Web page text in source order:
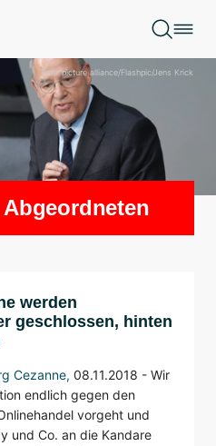
Foto: picture alliance/Flashpic/Jens Krick
werden
geschlossen, hinten
Cezanne, 08.11.2018 - Wir
endlich gegen den
vorgeht und
und Co. an die Kandare